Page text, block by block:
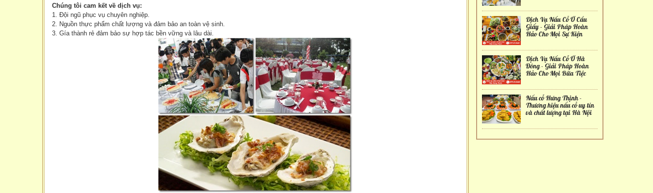
Chúng tôi cam kết về dịch vụ:
1. Đội ngũ phục vụ chuyên nghiệp.
2. Nguồn thực phẩm chất lượng và đảm bảo an toàn vệ sinh.
3. Gía thành rẻ đảm bảo sự hợp tác bền vững và lâu dài.
Dịch Vụ Nấu Cỗ Ở Cầu
Giấy - Giải Pháp Hoàn
Hảo Cho Mọi Sự Kiện
Dịch Vụ Nấu Cỗ Ở Hà
Đông - Giải Pháp Hoàn
Hảo Cho Mọi Bữa Tiệc
Nấu cỗ Hưng Thịnh -
Thương hiệu nấu cỗ uy tín
và chất lượng tại Hà Nội